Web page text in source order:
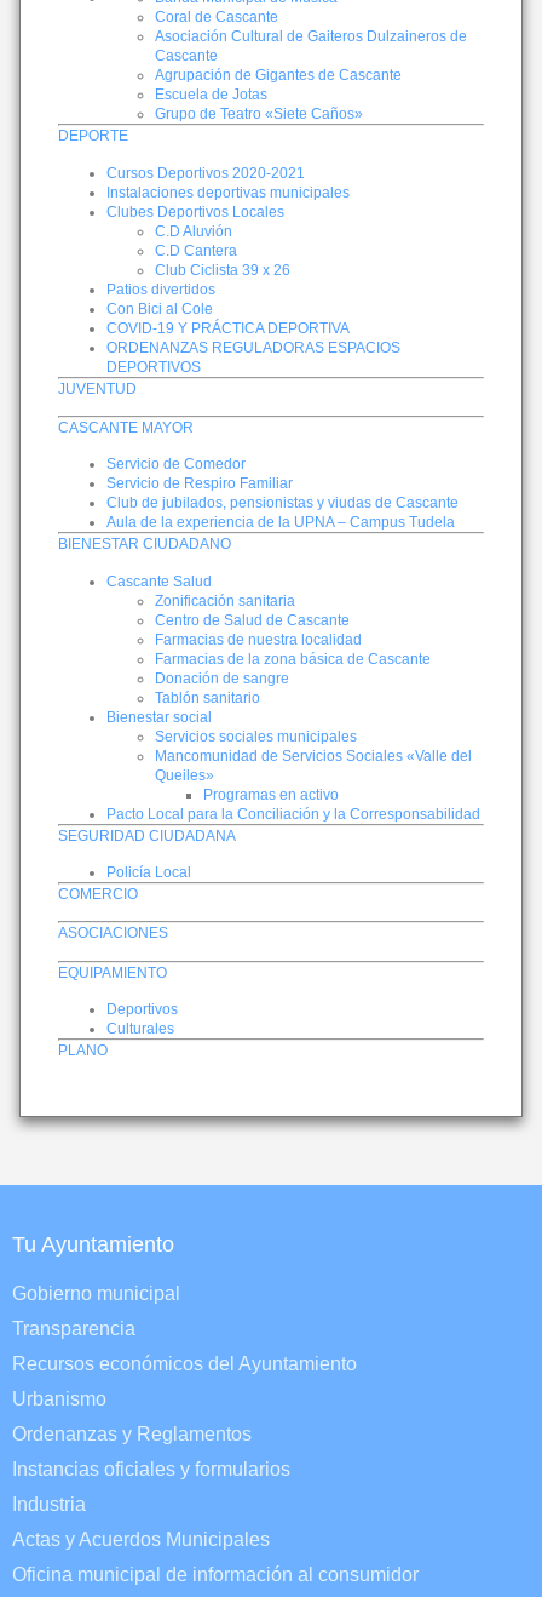
Coral de Cascante
Asociación Cultural de Gaiteros Dulzaineros de
Cascante
Agrupación de Gigantes de Cascante
Escuela de Jotas
Grupo de Teatro «Siete Caños»
DEPORTE
Cursos Deportivos 2020-2021
Instalaciones deportivas municipales
Clubes Deportivos Locales
C.D Aluvión
C.D Cantera
Club Ciclista 39 x 26
Patios divertidos
Con Bici al Cole
COVID-19 Y PRÁCTICA DEPORTIVA
ORDENANZAS REGULADORAS ESPACIOS
DEPORTIVOS
JUVENTUD
CASCANTE MAYOR
Servicio de Comedor
Servicio de Respiro Familiar
Club de jubilados, pensionistas y viudas de Cascante
Aula de la experiencia de la UPNA – Campus Tudela
BIENESTAR CIUDADANO
Cascante Salud
Zonificación sanitaria
Centro de Salud de Cascante
Farmacias de nuestra localidad
Farmacias de la zona básica de Cascante
Donación de sangre
Tablón sanitario
Bienestar social
Servicios sociales municipales
Mancomunidad de Servicios Sociales «Valle del
Queiles»
Programas en activo
Pacto Local para la Conciliación y la Corresponsabilidad
SEGURIDAD CIUDADANA
Policía Local
COMERCIO
ASOCIACIONES
EQUIPAMIENTO
Deportivos
Culturales
PLANO
Tu Ayuntamiento
Gobierno municipal
Transparencia
Recursos económicos del Ayuntamiento
Urbanismo
Ordenanzas y Reglamentos
Instancias oficiales y formularios
Industria
Actas y Acuerdos Municipales
Oficina municipal de información al consumidor